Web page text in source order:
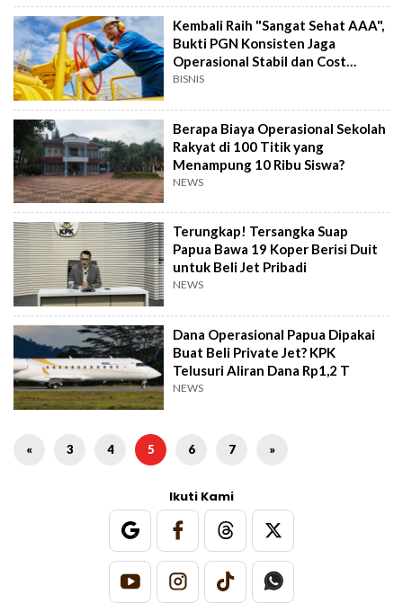
Kembali Raih "Sangat Sehat AAA",
Bukti PGN Konsisten Jaga
Operasional Stabil dan Cost
Optimization
BISNIS
Berapa Biaya Operasional Sekolah
Rakyat di 100 Titik yang
Menampung 10 Ribu Siswa?
NEWS
Terungkap! Tersangka Suap
Papua Bawa 19 Koper Berisi Duit
untuk Beli Jet Pribadi
NEWS
Dana Operasional Papua Dipakai
Buat Beli Private Jet? KPK
Telusuri Aliran Dana Rp1,2 T
NEWS
« 3 4 5 6 7 »
Ikuti Kami